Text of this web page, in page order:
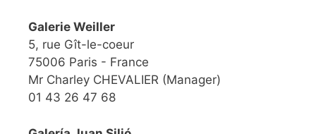
Galerie Weiller
5, rue Gît-le-coeur
75006 Paris - France
Mr Charley CHEVALIER (Manager)
01 43 26 47 68